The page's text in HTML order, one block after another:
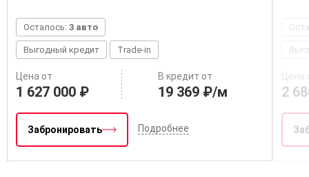
Осталось: 3 авто
Выгодный кредит Trade-in
Цена от
1 627 000 ₽
В кредит от
19 369 ₽/м
Забронировать Подробнее
Цена
2